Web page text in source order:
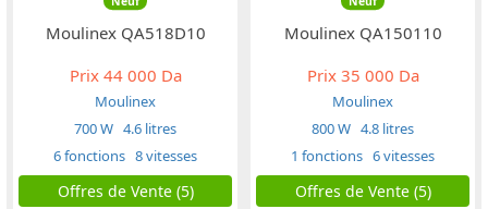
Moulinex QA518D10
Prix44 000 Da
Moulinex
700 W 4.6 litres
6 fonctions 8 vitesses
Offres de Vente (5)
Moulinex QA150110
Prix35 000 Da
Moulinex
800 W 4.8 litres
1 fonctions 6 vitesses
Offres de Vente (5)